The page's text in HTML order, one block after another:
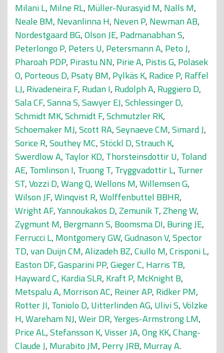
Milani L, Milne RL, Müller-Nurasyid M, Nalls M,
Neale BM, Nevanlinna H, Neven P, Newman AB,
Nordestgaard BG,Olson JE, Padmanabhan S,
Peterlongo P, Peters U, Petersmann A, Peto J,
Pharoah PDP, Pirastu NN, Pirie A, Pistis G, Polasek
O, Porteous D, Psaty BM, Pylkäs K, Radice P, Raffel
LJ, Rivadeneira F, Rudan I, Rudolph A, Ruggiero D,
Sala CF,Sanna S,Sawyer EJ,Schlessinger D,
Schmidt MK,Schmidt F,Schmutzler RK,
Schoemaker MJ,Scott RA,Seynaeve CM,Simard J,
Sorice R,Southey MC,Stöckl D,Strauch K,
Swerdlow A, Taylor KD, Thorsteinsdottir U, Toland
AE, Tomlinson I, Truong T, Tryggvadottir L, Turner
ST,Vozzi D,Wang Q,Wellons M,Willemsen G,
Wilson JF,Winqvist R,Wolffenbuttel BBHR,
Wright AF,Yannoukakos D,Zemunik T,Zheng W,
Zygmunt M, Bergmann S, Boomsma DI, Buring JE,
Ferrucci L, Montgomery GW,Gudnason V,Spector
TD,van Duijn CM,Alizadeh BZ,Ciullo M,Crisponi L,
Easton DF,Gasparini PP,Gieger C, Harris TB,
Hayward C, Kardia SLR, Kraft P, McKnight B,
Metspalu A, Morrison AC, Reiner AP, Ridker PM,
Rotter JI, Toniolo D, Uitterlinden AG, Ulivi S,Völzke
H,Wareham NJ,Weir DR,Yerges-Armstrong LM,
Price AL,Stefansson K,Visser JA,Ong KK,Chang-
Claude J, Murabito JM, Perry JRB, Murray A.